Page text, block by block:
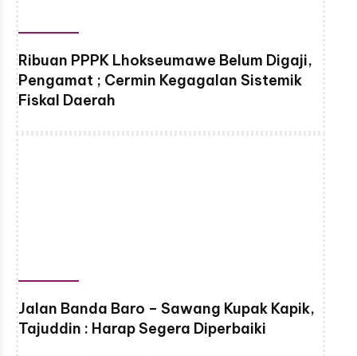
Ribuan PPPK Lhokseumawe Belum Digaji,
Pengamat ; Cermin Kegagalan Sistemik
Fiskal Daerah
Jalan Banda Baro – Sawang Kupak Kapik,
Tajuddin : Harap Segera Diperbaiki